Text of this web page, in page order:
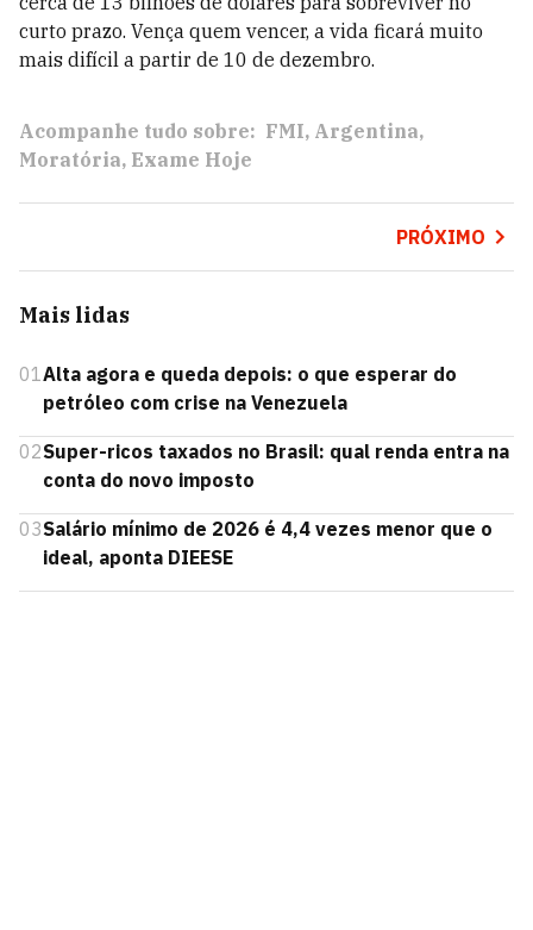
curto prazo. Vença quem vencer, a vida ficará muito
mais difícil a partir de 10 de dezembro.
Acompanhe tudo sobre: FMI Argentina
Moratória Exame Hoje
PRÓXIMO
Mais lidas
01Alta agora e queda depois: o que esperar do
petróleo com crise na Venezuela
02Super-ricos taxados no Brasil: qual renda entra na
conta do novo imposto
03Salário mínimo de 2026 é 4,4 vezes menor que o
ideal, aponta DIEESE